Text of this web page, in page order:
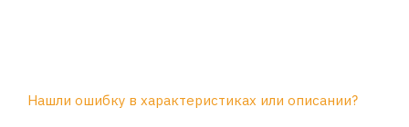
Нашли ошибку в характеристиках или описании?